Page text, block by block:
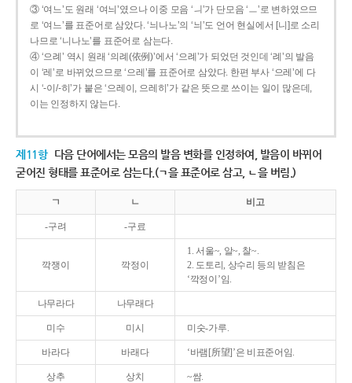
③ ‘여느’도 원래 ‘여늬’였으나 이중 모음 ‘ㅢ’가 단모음 ‘ㅡ’로 변하였으므
로 ‘여느’를 표준어로 삼았다. ‘늬나노’의 ‘늬’도 언어 현실에서 [니]로 소리
나므로 ‘니나노’를 표준어로 삼는다.
④ ‘으례’ 역시 원래 ‘의례(依例)’에서 ‘으례’가 되었던 것인데 ‘례’의 발음
이 ‘레’로 바뀌었으므로 ‘으레’를 표준어로 삼았다. 한편 부사 ‘으레’에 다
시 ‘-이/-히’가 붙은 ‘으레이, 으레히’가 같은 뜻으로 쓰이는 일이 많은데,
이는 인정하지 않는다.
제11항 다음 단어에서는 모음의 발음 변화를 인정하여, 발음이 바뀌어
굳어진 형태를 표준어로 삼는다.(ㄱ을 표준어로 삼고, ㄴ을 버림.)
ㄱ ㄴ 비고
-구려 -구료
깍쟁이 깍정이
1. 서울~, 알~, 찰~.
2. 도토리, 상수리 등의 받침은
‘깍정이’임.
나무라다 나무래다
미수 미시 미숫-가루.
바라다 바래다 ‘바램[所望]’은 비표준어임.
상추 상치 ~쌈.